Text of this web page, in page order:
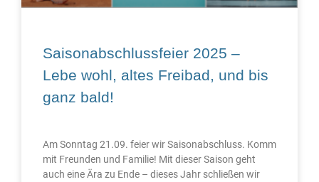
Saisonabschlussfeier 2025 –
Lebe wohl, altes Freibad, und bis
ganz bald!
Am Sonntag 21.09. feier wir Saisonabschluss. Komm
mit Freunden und Familie! Mit dieser Saison geht
auch eine Ära zu Ende – dieses Jahr schließen wir